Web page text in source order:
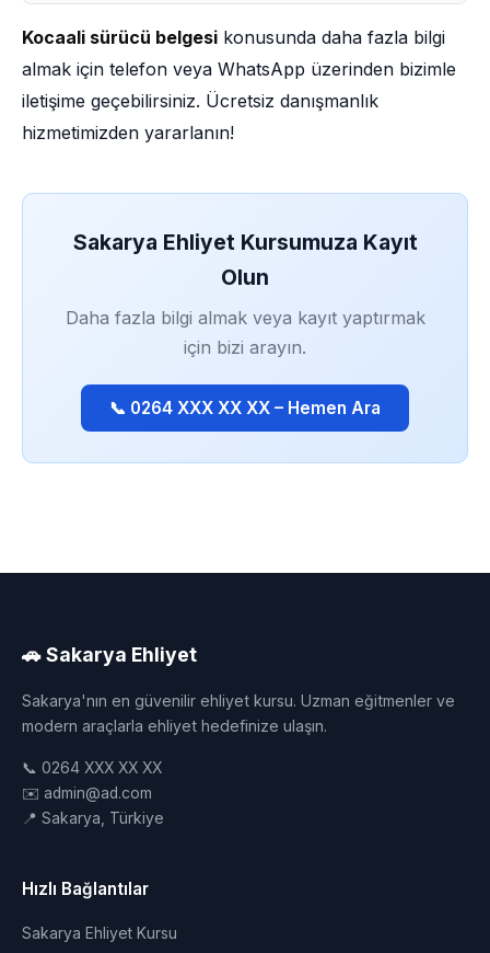
Kocaali sürücü belgesi konusunda daha fazla bilgi
almak için telefon veya WhatsApp üzerinden bizimle
iletişime geçebilirsiniz. Ücretsiz danışmanlık
hizmetimizden yararlanın!
Sakarya Ehliyet Kursumuza Kayıt
Olun
Daha fazla bilgi almak veya kayıt yaptırmak
için bizi arayın.
📞 0264 XXX XX XX – Hemen Ara
🚗 Sakarya Ehliyet
Sakarya'nın en güvenilir ehliyet kursu. Uzman eğitmenler ve
modern araçlarla ehliyet hedefinize ulaşın.
📞 0264 XXX XX XX
✉️ admin@ad.com
📍 Sakarya, Türkiye
Hızlı Bağlantılar
Sakarya Ehliyet Kursu